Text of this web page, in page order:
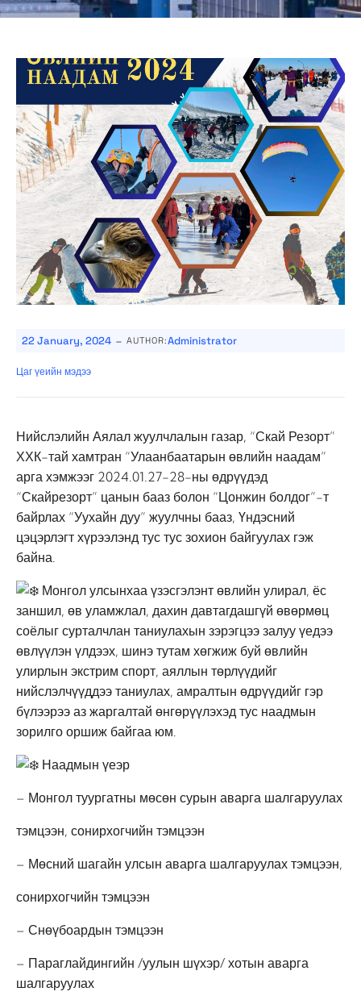
22 January, 2024 - AUTHOR:Administrator
Цаг үеийн мэдээ
Нийслэлийн Аялал жуулчлалын газар, “Скай Резорт”
ХХК-тай хамтран “Улаанбаатарын өвлийн наадам”
арга хэмжээг 2024.01.27-28-ны өдрүүдэд
“Скайрезорт” цанын бааз болон “Цонжин болдог”-т
байрлах “Уухайн дуу” жуулчны бааз, Үндэсний
цэцэрлэгт хүрээлэнд тус тус зохион байгуулах гэж
байна.
Монгол улсынхаа үзэсгэлэнт өвлийн улирал, ёс
заншил, өв уламжлал, дахин давтагдашгүй өвөрмөц
соёлыг сурталчлан таниулахын зэрэгцээ залуу үедээ
өвлүүлэн үлдээх, шинэ тутам хөгжиж буй өвлийн
улирлын экстрим спорт, аяллын төрлүүдийг
нийслэлчүүддээ таниулах, амралтын өдрүүдийг гэр
бүлээрээ аз жаргалтай өнгөрүүлэхэд тус наадмын
зорилго оршиж байгаа юм.
Наадмын үеэр
– Монгол туургатны мөсөн сурын аварга шалгаруулах
тэмцээн, сонирхогчийн тэмцээн
– Мөсний шагайн улсын аварга шалгаруулах тэмцээн,
сонирхогчийн тэмцээн
– Снөүбоардын тэмцээн
– Параглайдингийн /уулын шүхэр/ хотын аварга
шалгаруулах